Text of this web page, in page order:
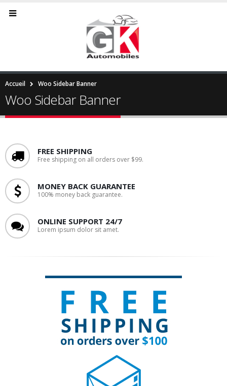
Accueil Woo Sidebar Banner
Woo Sidebar Banner
FREE SHIPPING
Free shipping on all orders over $99.
MONEY BACK GUARANTEE
100% money back guarantee.
ONLINE SUPPORT 24/7
Lorem ipsum dolor sit amet.